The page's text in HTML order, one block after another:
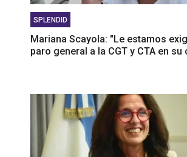
SPLENDID
Mariana Scayola: "Le estamos
paro general a la CGT y CTA en su